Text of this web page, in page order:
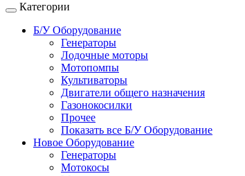
Категории
Б/У Оборудование
Генераторы
Лодочные моторы
Мотопомпы
Культиваторы
Двигатели общего назначения
Газонокосилки
Прочее
Показать все Б/У Оборудование
Новое Оборудование
Генераторы
Мотокосы